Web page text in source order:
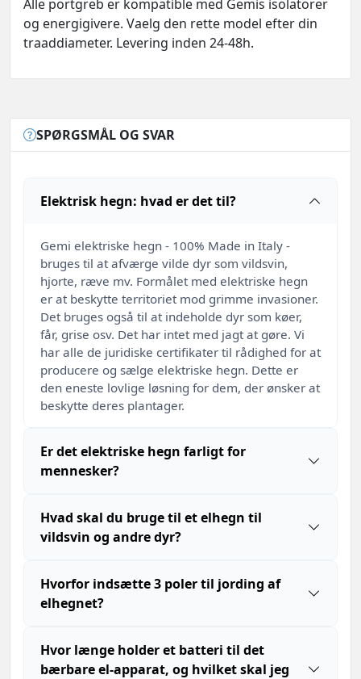
Alle portgreb er kompatible med Gemis isolatorer
og energigivere. Vaelg den rette model efter din
traaddiameter. Levering inden 24-48h.
SPØRGSMÅL OG SVAR
Elektrisk hegn: hvad er det til?
Gemi elektriske hegn - 100% Made in Italy -
bruges til at afværge vilde dyr som vildsvin,
hjorte, ræve mv. Formålet med elektriske hegn
er at beskytte territoriet mod grimme invasioner.
Det bruges også til at indeholde dyr som køer,
får, grise osv. Det har intet med jagt at gøre. Vi
har alle de juridiske certifikater til rådighed for at
producere og sælge elektriske hegn. Dette er
den eneste lovlige løsning for dem, der ønsker at
beskytte deres plantager.
Er det elektriske hegn farligt for
mennesker?
Hvad skal du bruge til et elhegn til
vildsvin og andre dyr?
Hvorfor indsætte 3 poler til jording af
elhegnet?
Hvor længe holder et batteri til det
bærbare el-apparat, og hvilket skal jeg